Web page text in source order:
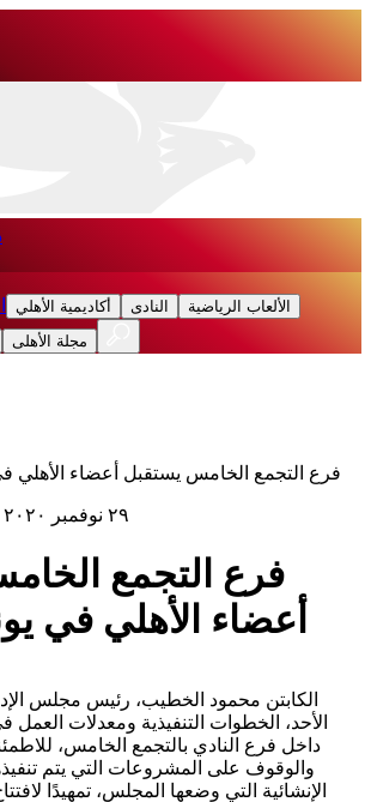
أكاديمية الأهلي النادى
الألعاب الرياضية
مجلة الأهلى
فرع التجمع الخامس يستقبل أعضاء الأهلي
٢٩ نوفمبر ٢٠٢٠ في ١٠:٠٦ م
فرع التجمع
أعضاء الأهلي في
الكابتن محمود الخطيب، رئيس مجلس
الأحد، الخطوات التنفيذية ومعدلات العمل
داخل فرع النادي بالتجمع الخامس،
والوقوف على المشروعات التي يتم
الإنشائية التي وضعها المجلس، تمهيدًا